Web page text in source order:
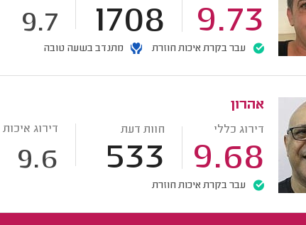
9.73
1708
9.7
עבר בקרת איכות חוזרת מתנדב בשעה טובה
אהרון
דירוג כללי
9.68
חוות דעת
533
דירוג איכות
9.6
עבר בקרת איכות חוזרת